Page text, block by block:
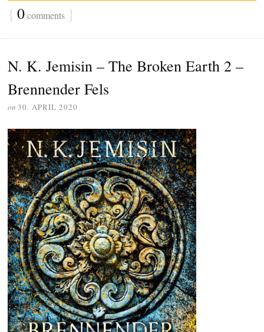
{ 0comments }
N. K. Jemisin – The Broken Earth 2 –
Brennender Fels
on 30. APRIL 2020